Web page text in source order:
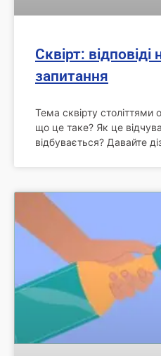
Сквірт: відповіді
запитання
Тема сквірту
що це таке? Як це
відбувається? Давайте